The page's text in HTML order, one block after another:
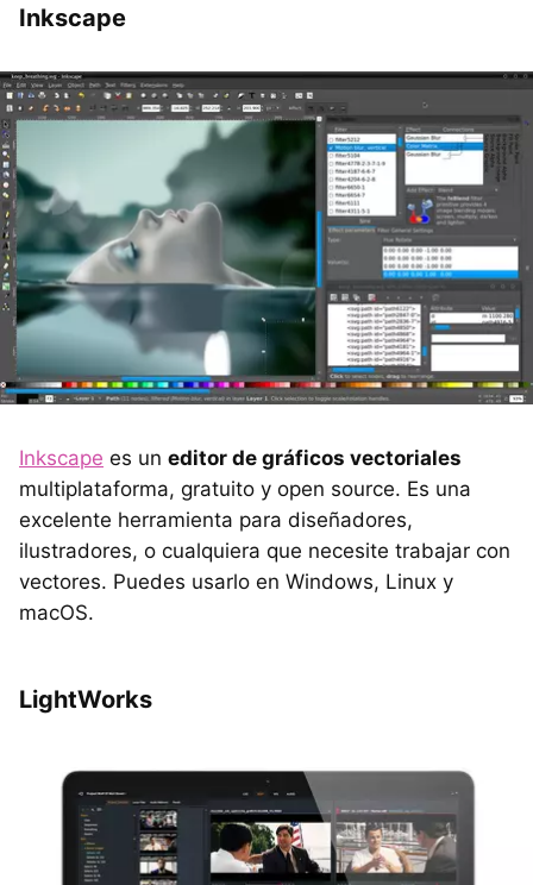
Inkscape
Inkscape es un editor de gráficos vectoriales
multiplataforma, gratuito y open source. Es una
excelente herramienta para diseñadores,
ilustradores, o cualquiera que necesite trabajar con
vectores. Puedes usarlo en Windows, Linux y
macOS.
LightWorks